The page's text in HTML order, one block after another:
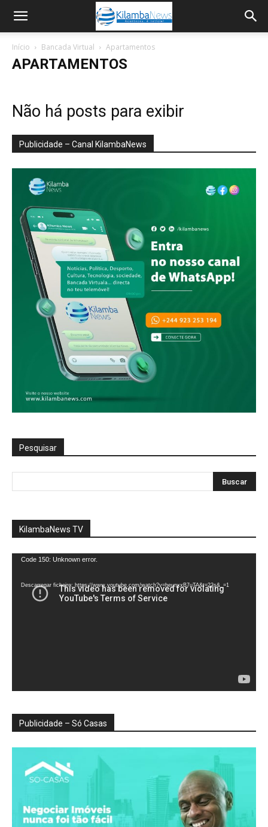
Início Bancada Virtual Apartamentos
APARTAMENTOS
Não há posts para exibir
Publicidade – Canal KilambaNews
Pesquisar
KilambaNews TV
Reprodutor
vídeo
Code 150: Unknown error.
Descarregar ficheiro: https://www.youtube.com/watch?v=heunxxB7uTA&t=22s&_=1
Publicidade – Só Casas